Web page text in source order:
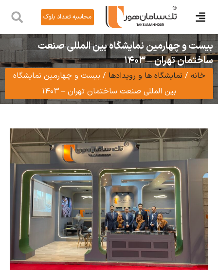
محاسبه تعداد بلوک
چهارمین نمایشگاه بین المللی صنعت
– 1403
نمایشگاه ها و رویدادها /بیست و چهارمین نمایشگاه
بین المللی صنعت ساختمان تهران – 1403